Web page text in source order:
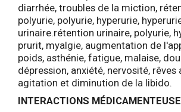
diarrhée, troubles de la miction,
polyurie, polyurie, hyperurie,
urinaire.rétention urinaire, polyurie,
prurit, myalgie, augmentation de
poids, asthénie, fatigue, malaise,
dépression, anxiété, nervosité, rêves
agitation et diminution de la libido.
INTERACTIONS